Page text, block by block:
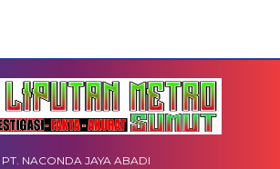
PT. NACONDA JAYA ABADI